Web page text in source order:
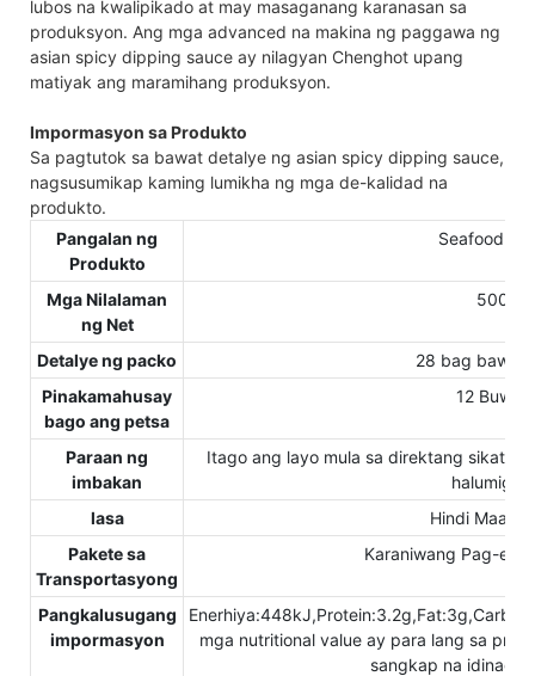
lubos na kwalipikado at may masaganang karanasan sa
produksyon. Ang mga advanced na makina ng paggawa ng
asian spicy dipping sauce ay nilagyan Chenghot upang
matiyak ang maramihang produksyon.
Impormasyon sa Produkto
Sa pagtutok sa bawat detalye ng asian spicy dipping sauce,
nagsusumikap kaming lumikha ng mga de-kalidad na
produkto.
Pangalan ng
Produkto
Seafood
Mga Nilalaman
ng Net
500g
Detalye ng packo
28 bag bawat
Pinakamahusay
bago ang petsa
12
Paraan ng
imbakan
Itago ang layo mula sa direktang sikat
lasa
Hindi
Pakete sa
Transportasyong
Karaniwang Pag-
Pangkalusugang
impormasyon
mga nutritional value ay para lang sa
sangkap na